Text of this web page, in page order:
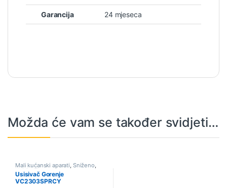
Garancija 24 mjeseca
Možda će vam se također svidjeti…
Mali kućanski aparati Sniženo
Usisivači
Usisivač Gorenje
VC2303SPRCY